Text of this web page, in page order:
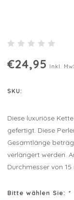
€24,95 Inkl.
SKU:
Diese luxuriöse
gefertigt. Diese
Gesamtlänge
verlängert werden.
Durchmesser von
Bitte wählen Sie: *